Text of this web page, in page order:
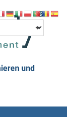
und